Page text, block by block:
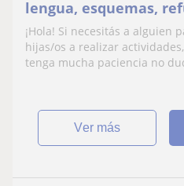
lengua, esquemas,
¡Hola! Si necesitás a alguien
hijas/os a realizar
tenga mucha paciencia no
ver más